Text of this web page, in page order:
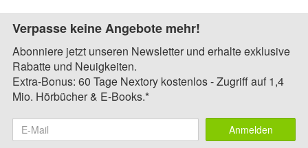
Verpasse keine Angebote mehr!
Abonniere jetzt unseren Newsletter und erhalte exklusive
Rabatte und Neuigkeiten.
Extra-Bonus: 60 Tage Nextory kostenlos - Zugriff auf 1,4
Mio. Hörbücher & E-Books.*
Anmelden